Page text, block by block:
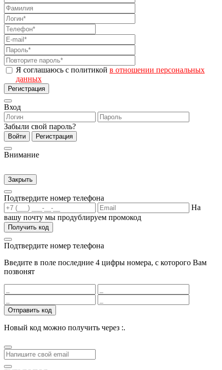
Я соглашаюсь с политикой в отношении персональных
данных
Регистрация
Вход
Забыли свой пароль?
Войти Регистрация
Внимание
Закрыть
Подтвердите номер телефона
На
вашу почту мы продублируем промокод
Получить код
Подтвердите номер телефона
Введите в поле последние 4 цифры номера, с которого Вам
позвонят
Отправить код
Новый код можно получить через :.